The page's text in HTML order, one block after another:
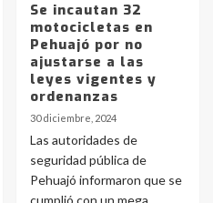
Se incautan 32
motocicletas en
Pehuajó por no
ajustarse a las
leyes vigentes y
ordenanzas
30 diciembre, 2024
Las autoridades de
seguridad pública de
Pehuajó informaron que se
cumplió con un mega